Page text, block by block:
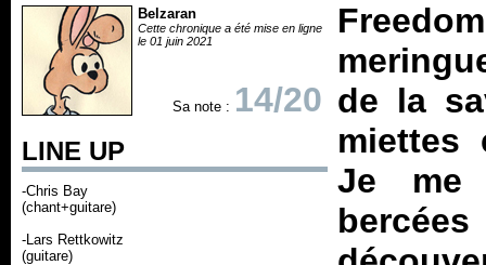
Belzaran
Cette chronique a été mise en ligne
le 01 juin 2021
Sa note : 14/20
LINE UP
-Chris Bay
(chant+guitare)
-Lars Rettkowitz
(guitare)
de la
miettes
Je me